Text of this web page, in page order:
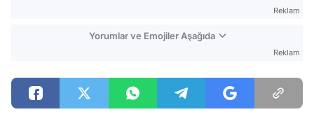
Reklam
Yorumlar ve Emojiler Aşağıda
Reklam